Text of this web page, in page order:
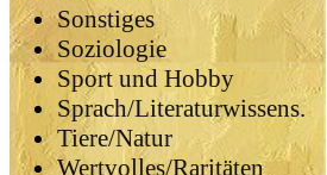
Sonstiges
Soziologie
Sport und Hobby
Sprach/Literaturwissens.
Tiere/Natur
Wertvolles/Raritäten